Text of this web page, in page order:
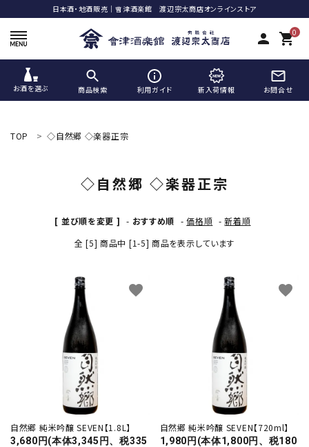
日本酒・地酒販売｜會津酒楽館 渡辺宗太商店オンラインストア
person 0
shopping_cart
お酒を選ぶ 商品検索 利用ガイド 新入荷情報 お問合せ
ようこそ ゲスト 様
search
お酒の種類から選ぶ
TOP ◇自然郷 ◇楽器正宗
◇自然郷 ◇楽器正宗
[ 並び順を変更 ] - おすすめ順 -価格順 -新着順
全 [5] 商品中 [1-5] 商品を表示しています
自然郷 純米吟醸 SEVEN【1.8L】
3,680円(本体3,345円、税335
favorite
自然郷 純米吟醸 SEVEN【720ml】
1,980円(本体1,800円、税180
favorite